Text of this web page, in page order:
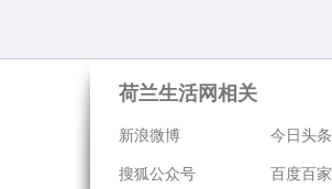
荷兰生活网相关
新浪微博 今日头条
搜狐公众号 百度百家